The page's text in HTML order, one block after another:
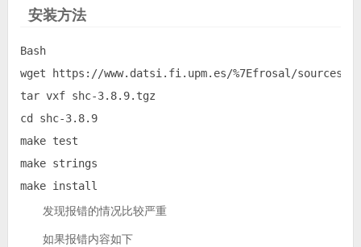
安装方法
Bash
wget https://www.datsi.fi.upm.es/%7Efrosal/sources/
tar vxf shc-3.8.9.tgz
cd shc-3.8.9
make test
make strings
make install
发现报错的情况比较严重
如果报错内容如下